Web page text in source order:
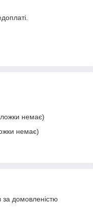
немає)
немає)
домовленістю